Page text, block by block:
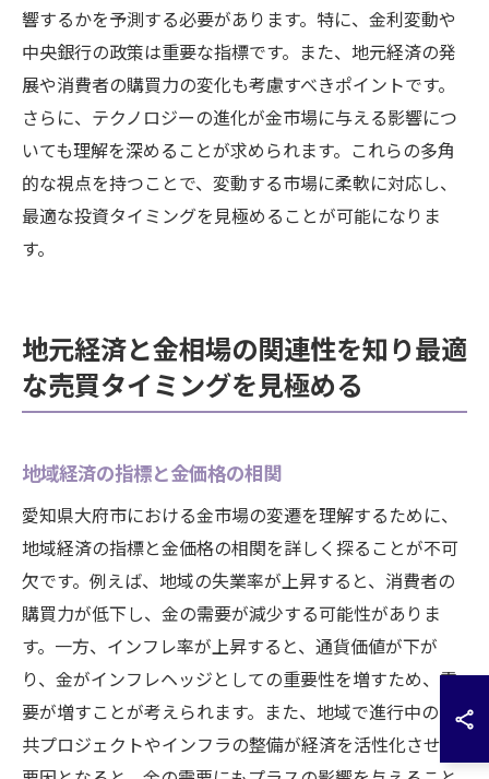
響するかを予測する必要があります。特に、金利変動や
中央銀行の政策は重要な指標です。また、地元経済の発
展や消費者の購買力の変化も考慮すべきポイントです。
さらに、テクノロジーの進化が金市場に与える影響につ
いても理解を深めることが求められます。これらの多角
的な視点を持つことで、変動する市場に柔軟に対応し、
最適な投資タイミングを見極めることが可能になりま
す。
地元経済と金相場の関連性を知り最適
な売買タイミングを見極める
地域経済の指標と金価格の相関
愛知県大府市における金市場の変遷を理解するために、
地域経済の指標と金価格の相関を詳しく探ることが不可
欠です。例えば、地域の失業率が上昇すると、消費者の
購買力が低下し、金の需要が減少する可能性がありま
す。一方、インフレ率が上昇すると、通貨価値が下が
り、金がインフレヘッジとしての重要性を増すため、需
要が増すことが考えられます。また、地域で進行中の公
共プロジェクトやインフラの整備が経済を活性化させる